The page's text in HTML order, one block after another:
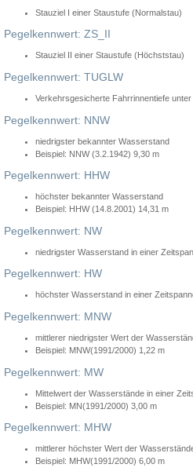
Stauziel I einer Staustufe (Normalstau)
Pegelkennwert: ZS_II
Stauziel II einer Staustufe (Höchststau)
Pegelkennwert: TUGLW
Verkehrsgesicherte Fahrrinnentiefe
Pegelkennwert: NNW
niedrigster bekannter Wasserstand
Beispiel: NNW (3.2.1942) 9,30 m
Pegelkennwert: HHW
höchster bekannter Wasserstand
Beispiel: HHW (14.8.2001) 14,31 m
Pegelkennwert: NW
niedrigster Wasserstand in einer
Pegelkennwert: HW
höchster Wasserstand in einer
Pegelkennwert: MNW
mittlerer niedrigster Wert der
Beispiel: MNW(1991/2000) 1,22 m
Pegelkennwert: MW
Mittelwert der Wasserstände in einer
Beispiel: MN(1991/2000) 3,00 m
Pegelkennwert: MHW
mittlerer höchster Wert der
Beispiel: MHW(1991/2000) 6,00 m